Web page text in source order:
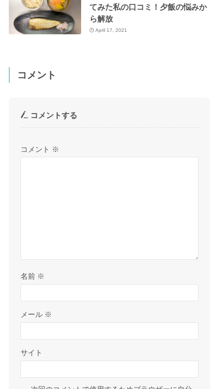
てみた私の口コミ！夕飯の悩みか
ら解放
April 17, 2021
コメント
コメントする
コメント ※
名前 ※
メール ※
サイト